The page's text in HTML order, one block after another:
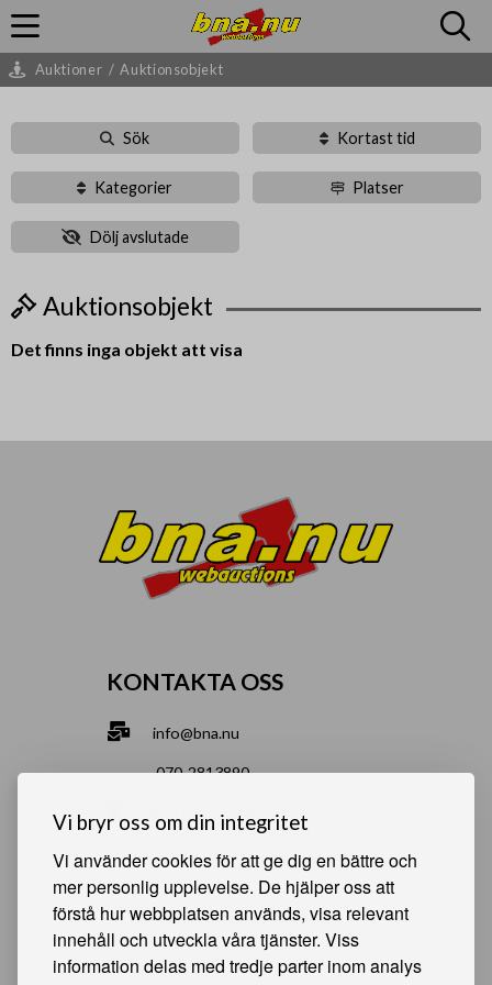
Vi bryr oss om din integritet
Vi använder cookies för att ge dig en bättre och
mer personlig upplevelse. De hjälper oss att
förstå hur webbplatsen används, visa relevant
innehåll och utveckla våra tjänster. Viss
information delas med tredje parter inom analys
Auktioner / Auktionsobjekt
Sök Kortast tid
Kategorier Platser
Dölj avslutade
Auktionsobjekt
Det finns inga objekt att visa
KONTAKTA OSS
info@bna.nu
070-2813890
Norrgårdsgatan 9a, 686 35 Sunne
Bjälverud 540, 68693 Sunne
HJÄLPSAMMA SIDOR
Något du vill sälja?